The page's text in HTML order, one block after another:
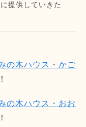
提供していきた
の木ハウス・かご
の木ハウス・おお